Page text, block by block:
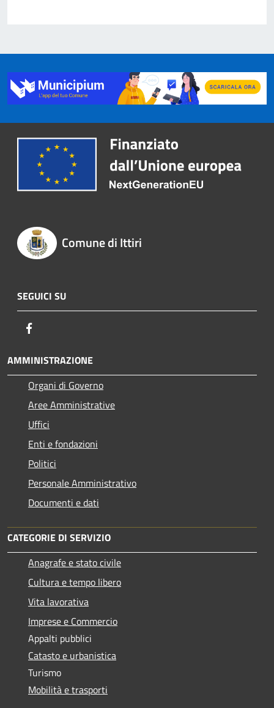
Comune di Ittiri
SEGUICI SU
AMMINISTRAZIONE
Organi di Governo
Aree Amministrative
Uffici
Enti e fondazioni
Politici
Personale Amministrativo
Documenti e dati
CATEGORIE DI SERVIZIO
Anagrafe e stato civile
Cultura e tempo libero
Vita lavorativa
Imprese e Commercio
Appalti pubblici
Catasto e urbanistica
Turismo
Mobilità e trasporti